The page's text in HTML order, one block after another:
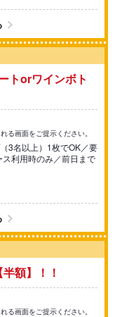
トorワインボト
る画面をご提示ください。
3名以上）1枚でOK／要
利用時のみ／前日まで
額】！！
る画面をご提示ください。